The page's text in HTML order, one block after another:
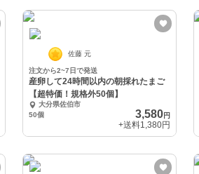
佐藤 元
注文から2~7日で発送
産卵して24時間以内の朝採れたまご
【超特価！規格外50個】
大分県佐伯市
50個
3,580円
+送料1,380円